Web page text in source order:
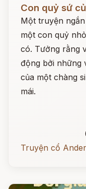
Con quỷ sứ
Một truyện
một con quỷ
có. Tưởng rằng
động bởi những
của một chàng
mái.
Truyện cổ